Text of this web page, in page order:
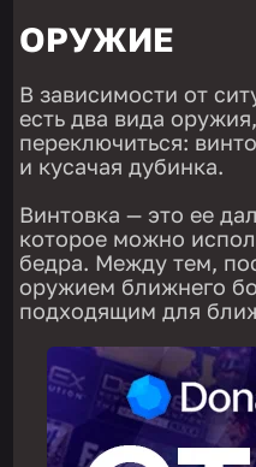
ОРУЖИЕ
В зависимости от
есть два вида
переключиться:
и кусачая дубинка.
Винтовка — это ее
которое можно
бедра. Между тем,
оружием ближнего
подходящим для